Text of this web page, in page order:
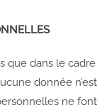
que dans le cadre
donnée n’est
ne font